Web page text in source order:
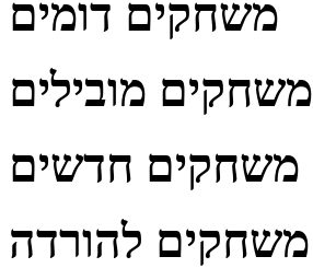
משחקים דומים
משחקים מובילים
משחקים חדשים
משחקים להורדה